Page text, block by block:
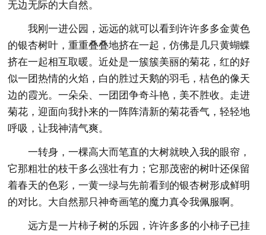
无边无际的大自然。
我刚一进公园，远远的就可以看到许许多多金黄色
的银杏树叶，重重叠叠地挤在一起，仿佛是几只黄蝴蝶
挤在一起相互取暖。近处是一簇簇美丽的菊花，红的好
似一团热情的火焰，白的胜过天鹅的羽毛，桔色的像天
边的霞光。一朵朵、一团团争奇斗艳，美不胜收。走进
菊花，迎面向我扑来的一阵阵清新的菊花香气，轻轻地
呼吸，让我神清气爽。
一转身，一棵高大而笔直的大树就映入我的眼帘，
它那粗壮的枝干多么强壮有力；它那茂密的树叶还保留
着春天的色彩，一黄一绿与先前看到的银杏树形成鲜明
的对比。大自然那只神奇画笔的魔力真令我佩服啊。
远方是一片柿子树的乐园，许许多多的小柿子已挂